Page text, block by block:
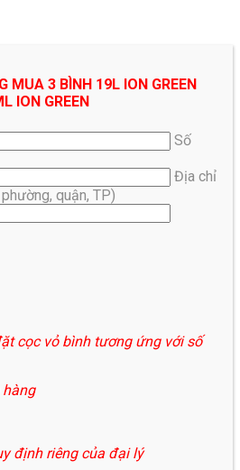
MUA 3 BÌNH 19L ION GREEN
ION GREEN
Số
Địa chỉ
quận, TP)
cọc vỏ bình tương ứng với số
hàng
định riêng của đại lý